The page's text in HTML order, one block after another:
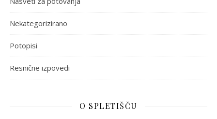
Nekategorizirano
Potopisi
Resnične izpovedi
O SPLETIŠČU